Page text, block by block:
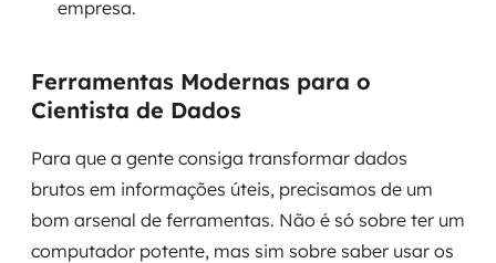
empresa.
Ferramentas Modernas para o
Cientista de Dados
Para que a gente consiga transformar dados
brutos em informações úteis, precisamos de um
bom arsenal de ferramentas. Não é só sobre ter um
computador potente, mas sim sobre saber usar os